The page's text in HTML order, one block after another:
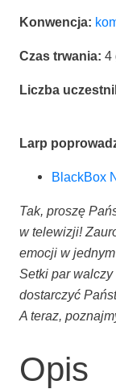
Kon­wen­cja:
Czas trwa­nia: 4
Licz­ba
Larp
Black­Box
Tak, pro­szę
w tele­wi­zji!
emo­cji w
Set­ki par
dostar­czyć
A teraz,
Opis